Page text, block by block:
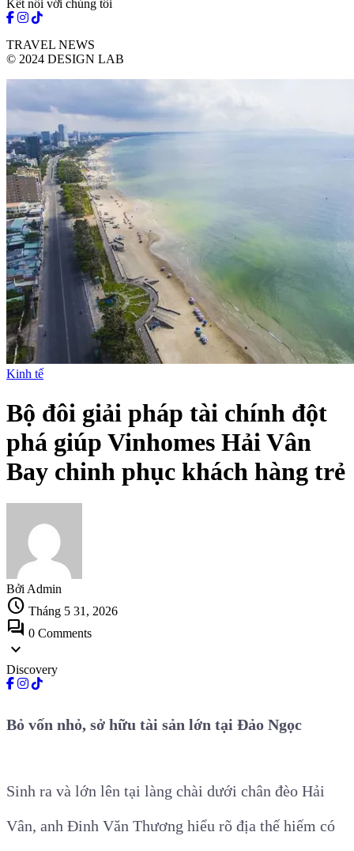
Kết nối với chúng tôi
TRAVEL NEWS
© 2024 DESIGN LAB
Kinh tế
Bộ đôi giải pháp tài chính đột
phá giúp Vinhomes Hải Vân
Bay chinh phục khách hàng trẻ
Bởi Admin
schedule Tháng 5 31, 2026
forum 0 Comments
expand_more
Discovery
Bỏ vốn nhỏ, sở hữu tài sản lớn tại Đảo Ngọc
Sinh ra và lớn lên tại làng chài dưới chân đèo Hải
Vân, anh Đinh Văn Thương hiểu rõ địa thế hiếm có